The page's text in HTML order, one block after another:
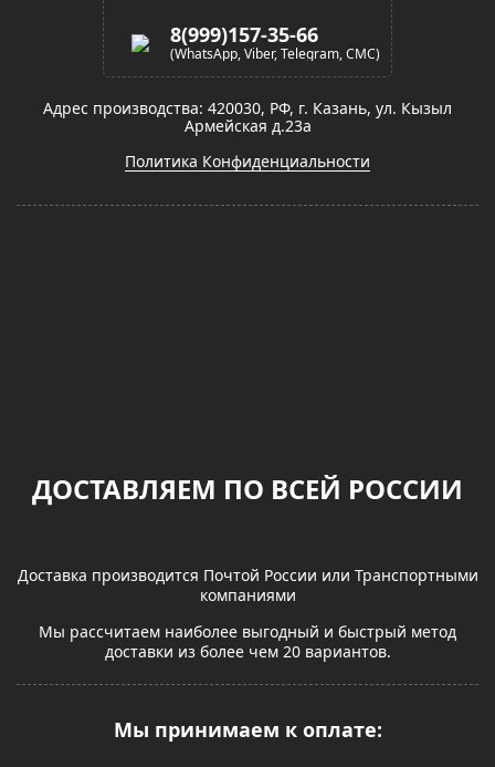
8(999)157-35-66
(WhatsApp, Viber, Telegram, СМС)
Адрес производства: 420030, РФ, г. Казань, ул. Кызыл
Армейская д.23а
Политика Конфиденциальности
ДОСТАВЛЯЕМ ПО ВСЕЙ РОССИИ
Доставка производится Почтой России или Транспортными
компаниями
Мы рассчитаем наиболее выгодный и быстрый метод
доставки из более чем 20 вариантов.
Мы принимаем к оплате: